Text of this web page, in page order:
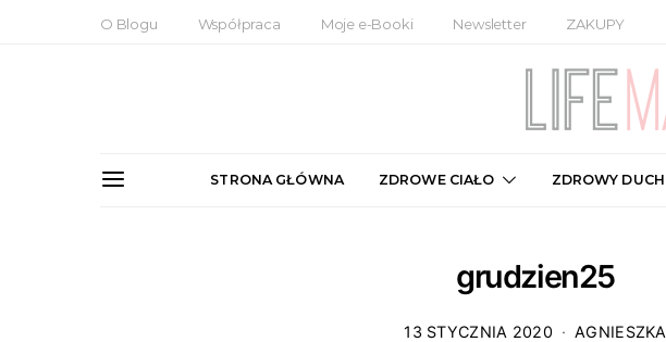
O Blogu Współpraca Moje e-Booki Newsletter ZAKUPY
STRONA GŁÓWNA ZDROWE CIAŁO ZDROWY DUCH
grudzien25
13 STYCZNIA 2020 AGNIESZKA